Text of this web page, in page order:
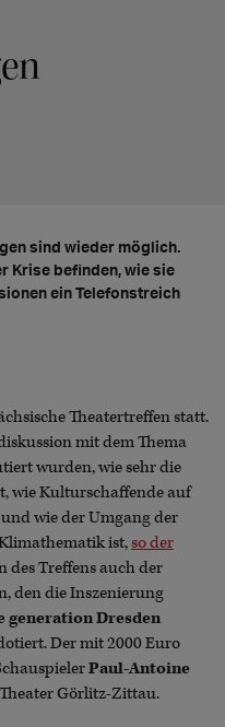
sind wieder möglich.
Krise befinden, wie sie
ein Telefonstreich
Theatertreffen statt.
mit dem Thema
wurden, wie sehr die
wie Kulturschaffende auf
wie der Umgang der
ist,so der
des Treffens auch der
den die Inszenierung
generation Dresden
Der mit 2000 Euro
Paul-Antoine
Görlitz-Zittau.